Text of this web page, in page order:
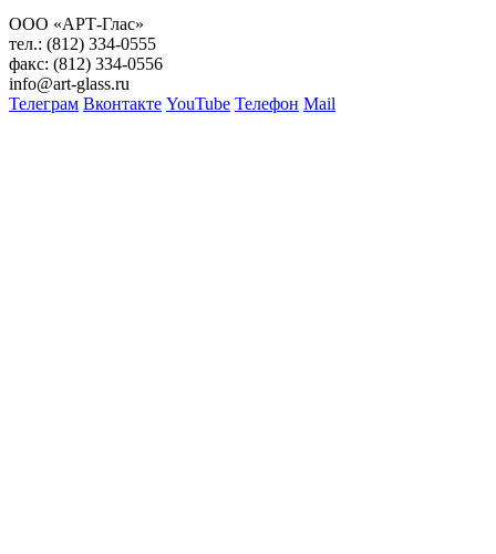
ООО «АРТ-Глас»
тел.: (812) 334-0555
факс: (812) 334-0556
info@art-glass.ru
Телеграм Вконтакте YouTube Телефон Mail